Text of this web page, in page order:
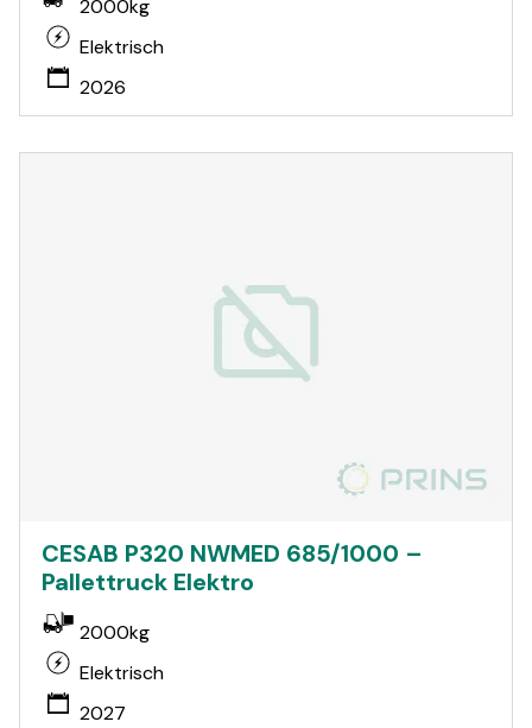
2000kg
Elektrisch
2026
CESAB P320 NWMED 685/1000 –
Pallettruck Elektro
2000kg
Elektrisch
2027